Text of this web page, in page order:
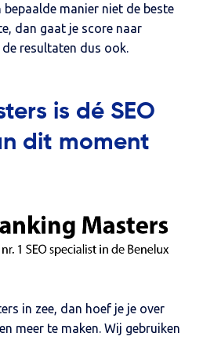
manier niet de beste
dan gaat je score naar
resultaten dus ook.
is dé SEO
dit moment
in zee, dan hoef je je over
meer te maken. Wij gebruiken